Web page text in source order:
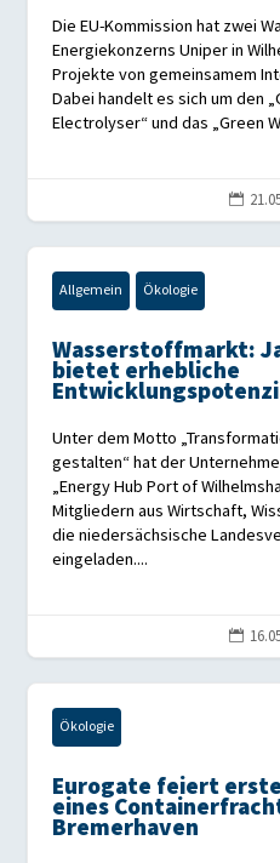
Die EU-Kommission hat zwei
Energiekonzerns Uniper in
Projekte von gemeinsamem
Dabei handelt es sich um den
Electrolyser“ und das „Green

Allgemein Ökologie
Wasserstoffmarkt:
bietet erhebliche
Unter dem Motto
gestalten“ hat der
„Energy Hub Port of
Mitgliedern aus Wirtschaft,
die niedersächsische
eingeladen....

Ökologie
Eurogate feiert
eines
Bremerhaven